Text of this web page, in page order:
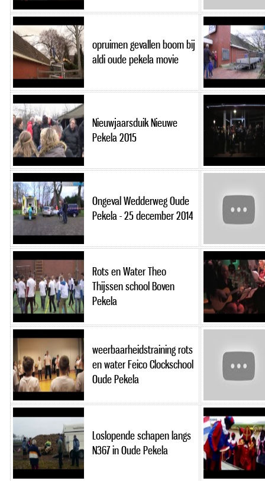
opruimen gevallen boom bij
aldi oude pekela movie
Nieuwjaarsduik Nieuwe
Pekela 2015
Ongeval Wedderweg Oude
Pekela - 25 december 2014
Rots en Water Theo
Thijssen school Boven
Pekela
weerbaarheidstraining rots
en water Feico Clockschool
Oude Pekela
Loslopende schapen langs
N367 in Oude Pekela